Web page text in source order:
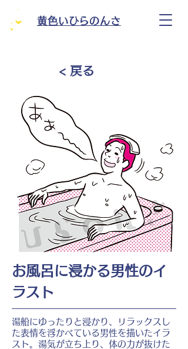
黄色いひらのんさ
< 戻る
お風呂に浸かる男性のイ
ラスト
湯船にゆったりと浸かり、リラックスし
た表情を浮かべている男性を描いたイラ
スト。湯気が立ち上り、体の力が抜けた